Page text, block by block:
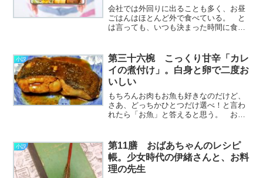
会社では外回りに出ることも多く、お昼
ごはんはほとんど外で食べている。 と
は言っても、いつも決まった時間に食べ
い。 ランチは働く者にとって大きな楽
しみであり、お昼時ともな………………
～続きを読む～
小説
第三十六椀 こっくり甘辛「カレ
イの煮付け」。白身と卵で二度お
いしい
もちろんお肉もお魚も好きなのだけど、
さあ、どっちかひとつだけ選べ！と言わ
れたら「お魚」と答えると思う。 お刺
しい。 しかもものすごくたくさんの種
類があって、ぜんぶ味が違………………
～続きを読む～
小説
第11膳 おばあちゃんのレシピ
帳。少女時代の伊緒さんと、お料
理の先生